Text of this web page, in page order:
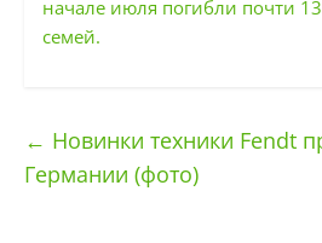
начале июля погибли почти
семей.
← Новинки техники Fendt
Германии (фото)